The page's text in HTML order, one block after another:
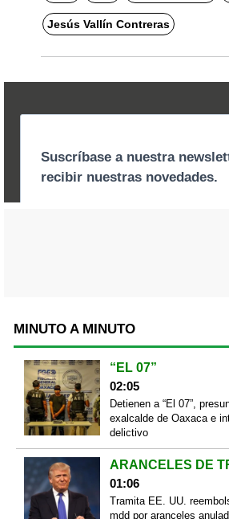
Jesús Vallín Contreras
MINUTO A MINUTO
“EL 07”
02:05
Detienen a “El 07”,
exalcalde de Oaxaca e
delictivo
ARANCELES DE
01:06
Tramita EE. UU.
mdd por aranceles